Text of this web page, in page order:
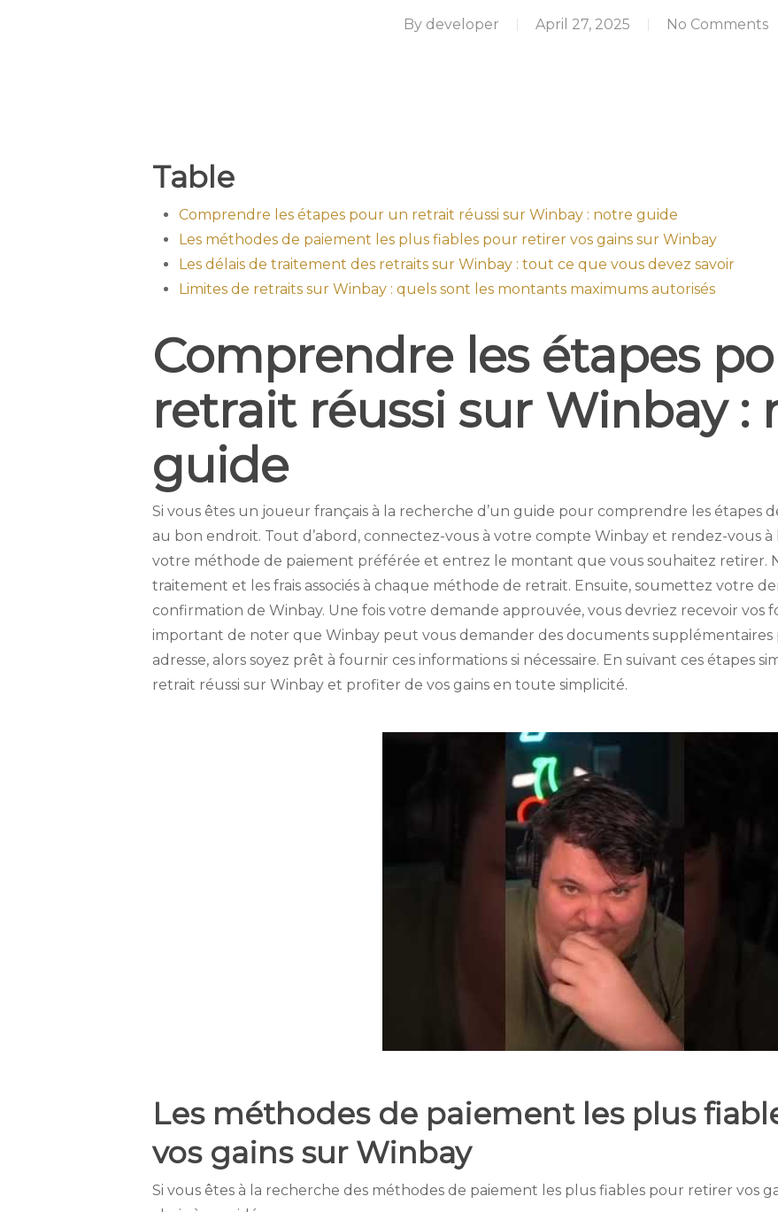
By developer April 27, 2025 No Comments
Table
Comprendre les étapes pour un retrait réussi sur Winbay : notre guide
Les méthodes de paiement les plus fiables pour retirer vos gains sur Winbay
Les délais de traitement des retraits sur Winbay : tout ce que vous devez savoir
Limites de retraits sur Winbay : quels sont les montants maximums autorisés
Comprendre les étapes
retrait réussi sur Winbay :
guide
Si vous êtes un joueur français à la recherche d’un guide pour comprendre les étapes
au bon endroit. Tout d’abord, connectez-vous à votre compte Winbay et rendez-vous à
votre méthode de paiement préférée et entrez le montant que vous souhaitez retirer.
traitement et les frais associés à chaque méthode de retrait. Ensuite, soumettez votre
confirmation de Winbay. Une fois votre demande approuvée, vous devriez recevoir vos
important de noter que Winbay peut vous demander des documents
adresse, alors soyez prêt à fournir ces informations si nécessaire. En suivant ces étapes
retrait réussi sur Winbay et profiter de vos gains en toute simplicité.
Les méthodes de paiement les plus
vos gains sur Winbay
Si vous êtes à la recherche des méthodes de paiement les plus fiables pour retirer vos